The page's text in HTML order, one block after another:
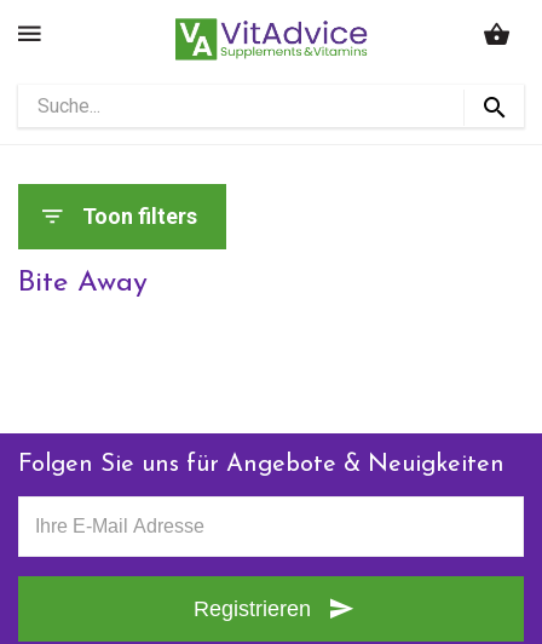
Toon filters
Bite Away
Folgen Sie uns für Angebote & Neuigkeiten
Registrieren